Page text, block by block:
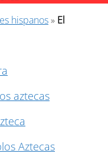
hispanos» El
aztecas
Aztecas